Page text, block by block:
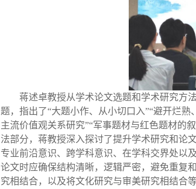
蒋述卓教授从学术论文选题和学术研究方
题，指出了“大题小作、从小切口入”“避开烂
主流价值观关系研究”“军事题材与红色题材的
法部分，蒋教授深入探讨了提升学术研究和论
专业前沿意识、跨学科意识、在学科交界处以
论文时应确保结构清晰，逻辑严密，避免重复
究相结合，以及将文化研究与审美研究相结合